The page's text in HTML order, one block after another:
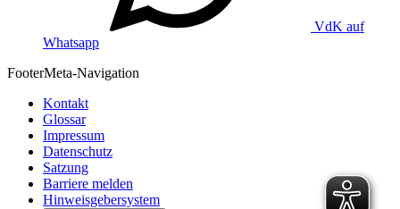
VdK auf
Whatsapp
FooterMeta-Navigation
Kontakt
Glossar
Impressum
Datenschutz
Satzung
Barriere melden
Hinweisgebersystem